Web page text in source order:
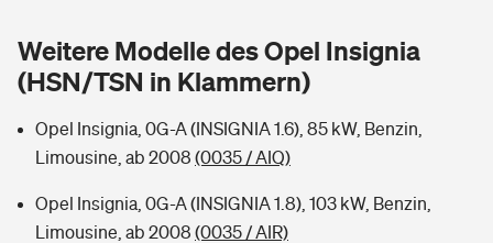
Wer versichert was: Jetzt Versicherer finden
Sie haben Fragen?
Musikinstrumentenversicherung
Zur Übersicht
Tools
Weitere Modelle des Opel Insignia
(HSN/TSN in Klammern)
Opel Insignia, 0G-A (INSIGNIA 1.6), 85 kW, Benzin,
Limousine, ab 2008 (0035 / AIQ)
Opel Insignia, 0G-A (INSIGNIA 1.8), 103 kW, Benzin,
Limousine, ab 2008 (0035 / AIR)